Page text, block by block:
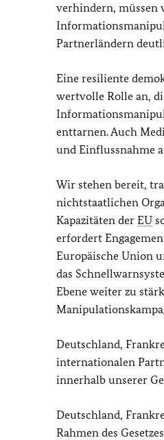
verhindern, müssen
Partnerländern
Eine resiliente
wertvolle Rolle an,
enttarnen. Auch
und Einflussnahme
Wir stehen bereit,
nichtstaatlichen
Kapazitäten der EU
erfordert
Europäische Union
das
Ebene weiter zu
Deutschland,
internationalen
innerhalb unserer
Deutschland,
Rahmen des